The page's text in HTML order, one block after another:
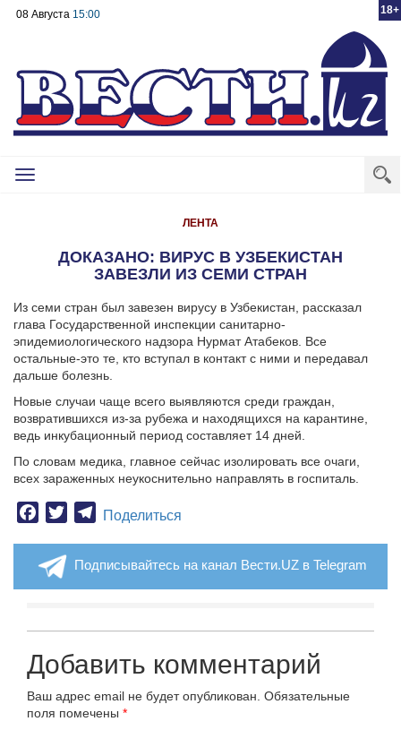
18+
08 Августа 15:00
Toggle
ЛЕНТА
ДОКАЗАНО: ВИРУС В УЗБЕКИСТАН
ЗАВЕЗЛИ ИЗ СЕМИ СТРАН
Из семи стран был завезен вирусу в Узбекистан, рассказал
глава Государственной инспекции санитарно-
эпидемиологического надзора Нурмат Атабеков. Все
остальные-это те, кто вступал в контакт с ними и передавал
дальше болезнь.
Новые случаи чаще всего выявляются среди граждан,
возвратившихся из-за рубежа и находящихся на карантине,
ведь инкубационный период составляет 14 дней.
По словам медика, главное сейчас изолировать все очаги,
всех зараженных неукоснительно направлять в госпиталь.
Facebook
TwitterTelegram
Поделиться
Подписывайтесь на канал Вести.UZ в Telegram
Добавить комментарий
Ваш адрес email не будет опубликован. Обязательные
поля помечены *